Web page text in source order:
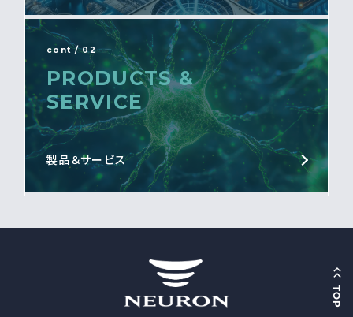
cont / 02
PRODUCTS &
SERVICE
製品＆サービス